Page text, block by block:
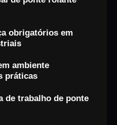
obrigatórios em
ambiente
práticas
de trabalho de ponte